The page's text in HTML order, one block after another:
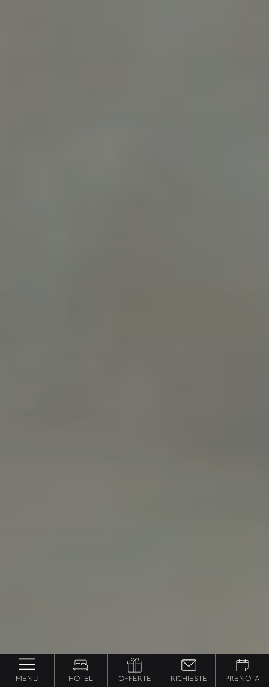
MENU HOTEL OFFERTE RICHIESTE PRENOTA